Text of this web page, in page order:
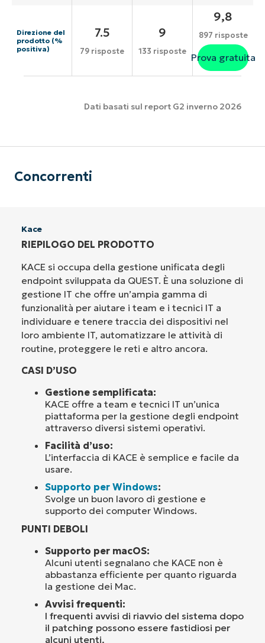
Direzione del
prodotto (%
positiva)
7.5
79 risposte
9
133 risposte
9,8
897 risposte
Prova gratuita
Dati basati sul report G2 inverno 2026
Concorrenti
Kace
RIEPILOGO DEL PRODOTTO
KACE si occupa della gestione unificata degli
endpoint sviluppata da QUEST. È una soluzione di
gestione IT che offre un’ampia gamma di
funzionalità per aiutare i team e i tecnici IT a
individuare e tenere traccia dei dispositivi nel
loro ambiente IT, automatizzare le attività di
routine, proteggere le reti e altro ancora.
CASI D’USO
Gestione semplificata:
KACE offre a team e tecnici IT un’unica
piattaforma per la gestione degli endpoint
attraverso diversi sistemi operativi.
Facilità d’uso:
L’interfaccia di KACE è semplice e facile da
usare.
Supporto per Windows:
Svolge un buon lavoro di gestione e
supporto dei computer Windows.
PUNTI DEBOLI
Supporto per macOS:
Alcuni utenti segnalano che KACE non è
abbastanza efficiente per quanto riguarda
la gestione dei Mac.
Avvisi frequenti:
I frequenti avvisi di riavvio del sistema dopo
il patching possono essere fastidiosi per
alcuni utenti.